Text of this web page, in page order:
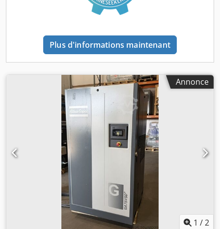
Plus d'informations maintenant
Annonce
1 /2